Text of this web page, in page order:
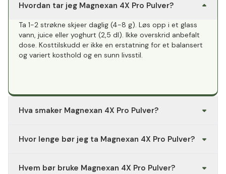
Hvordan tar jeg Magnexan 4X Pro Pulver?
Ta 1-2 strøkne skjeer daglig (4-8 g). Løs opp i et glass
vann, juice eller yoghurt (2,5 dl). Ikke overskrid anbefalt
dose. Kosttilskudd er ikke en erstatning for et balansert
og variert kosthold og en sunn livsstil.
Hva smaker Magnexan 4X Pro Pulver?
og mandarin og kan løses opp i vann, juice eller yoghurt,
Hvor lenge bør jeg ta Magnexan 4X Pro Pulver?
opprettholde normal muskelfunksjon. Produktet kan
Hvem bør bruke Magnexan 4X Pro Pulver?